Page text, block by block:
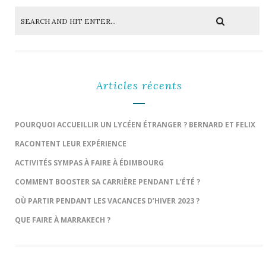
Articles récents
POURQUOI ACCUEILLIR UN LYCÉEN ÉTRANGER ? BERNARD ET FELIX
RACONTENT LEUR EXPÉRIENCE
ACTIVITÉS SYMPAS À FAIRE À ÉDIMBOURG
COMMENT BOOSTER SA CARRIÈRE PENDANT L’ÉTÉ ?
OÙ PARTIR PENDANT LES VACANCES D’HIVER 2023 ?
QUE FAIRE À MARRAKECH ?